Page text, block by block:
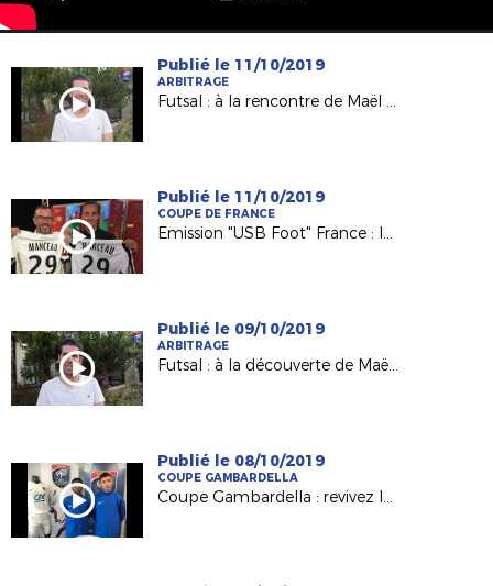
Publié le 11/10/2019
ARBITRAGE
Futsal : à la rencontre de Maël Messaoudi [EPISODE 2]
Publié le 11/10/2019
COUPE DE FRANCE
Emission "USB Foot" France : le 5e tour de la Coupe de France à l'honneur !
Publié le 09/10/2019
ARBITRAGE
Futsal : à la découverte de Maël Messaoudi promu en D1 FFF
Publié le 08/10/2019
COUPE GAMBARDELLA
Coupe Gambardella : revivez le tirage au sort du 3e tour